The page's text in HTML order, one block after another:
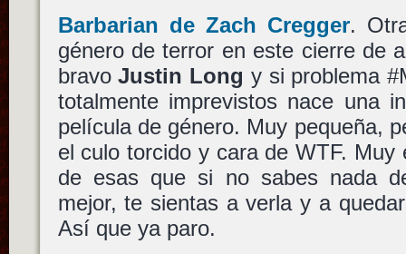
Barbarian de Zach Cregger.
género de terror en este cierre de
bravoJustin Long y si problema
totalmente imprevistos nace una
película de género. Muy pequeña,
el culo torcido y cara de WTF. Muy
de esas que si no sabes nada
mejor, te sientas a verla y a
Así que ya paro.